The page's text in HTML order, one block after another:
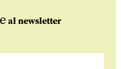
al newsletter